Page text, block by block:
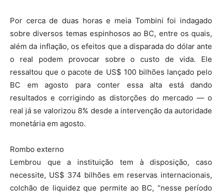
Por cerca de duas horas e meia Tombini foi indagado
sobre diversos temas espinhosos ao BC, entre os quais,
além da inflação, os efeitos que a disparada do dólar ante
o real podem provocar sobre o custo de vida. Ele
ressaltou que o pacote de US$ 100 bilhões lançado pelo
BC em agosto para conter essa alta está dando
resultados e corrigindo as distorções do mercado — o
real já se valorizou 8% desde a intervenção da autoridade
monetária em agosto.
Rombo externo
Lembrou que a instituição tem à disposição, caso
necessite, US$ 374 bilhões em reservas internacionais,
colchão de liquidez que permite ao BC, “nesse período